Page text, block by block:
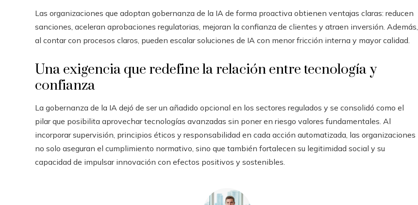
Las organizaciones que adoptan gobernanza de la IA de forma proactiva obtienen ventajas claras: reducen
sanciones, aceleran aprobaciones regulatorias, mejoran la confianza de clientes y atraen inversión. Además,
al contar con procesos claros, pueden escalar soluciones de IA con menor fricción interna y mayor calidad.
Una exigencia que redefine la relación entre tecnología y
confianza
La gobernanza de la IA dejó de ser un añadido opcional en los sectores regulados y se consolidó como el
pilar que posibilita aprovechar tecnologías avanzadas sin poner en riesgo valores fundamentales. Al
incorporar supervisión, principios éticos y responsabilidad en cada acción automatizada, las organizaciones
no solo aseguran el cumplimiento normativo, sino que también fortalecen su legitimidad social y su
capacidad de impulsar innovación con efectos positivos y sostenibles.